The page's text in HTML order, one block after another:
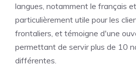
langues, notamment le français
particulièrement utile pour les
frontaliers, et témoigne d'une
permettant de servir plus de 10
différentes.